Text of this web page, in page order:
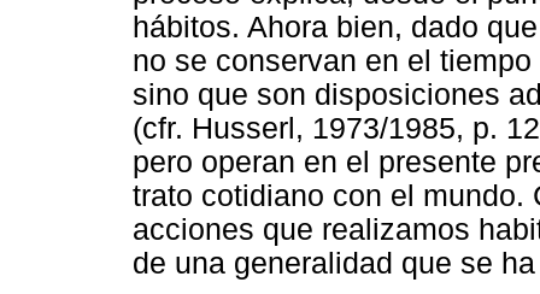
hábitos. Ahora bien, dado
no se conservan en el
sino que son disposiciones
(cfr. Husserl, 1973/1985, p.
pero operan en el presente
trato cotidiano con el
acciones que realizamos
de una generalidad que se